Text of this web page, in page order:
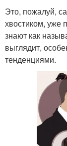
Это, пожалуй,
хвостиком, уже
знают как
выглядит,
тенденциями.